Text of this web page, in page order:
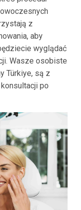
z
aby
wyglądać
Wasze osobiste
Türkiye, są z
po